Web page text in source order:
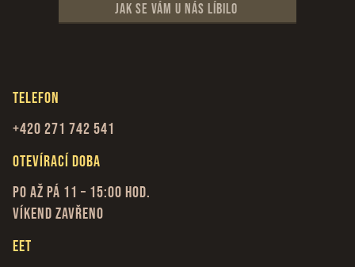
Jak se vám u nás líbilo
Telefon
+420 271 742 541
Otevírací doba
Po až Pá 11 – 15:00 hod.
Víkend zavřeno
EET